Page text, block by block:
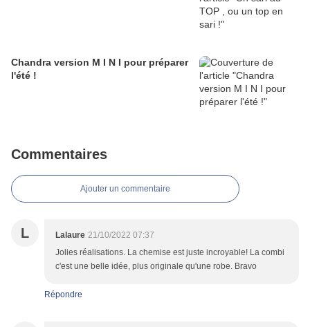
Chandra version M I N I pour préparer
l'été !
Commentaires
Ajouter un commentaire
L Lalaure 21/10/2022 07:37
Jolies réalisations. La chemise est juste incroyable! La combi
c'est une belle idée, plus originale qu'une robe. Bravo
Répondre